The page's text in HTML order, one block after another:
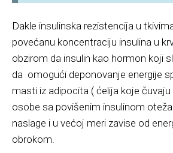
Dakle insulinska rezistencija u
povećanu koncentraciju insulina u
obzirom da insulin kao hormon koji
da omogući deponovanje energije
masti iz adipocita ( ćelija koje
osobe sa povišenim insulinom
naslage i u većoj meri zavise od
obrokom.